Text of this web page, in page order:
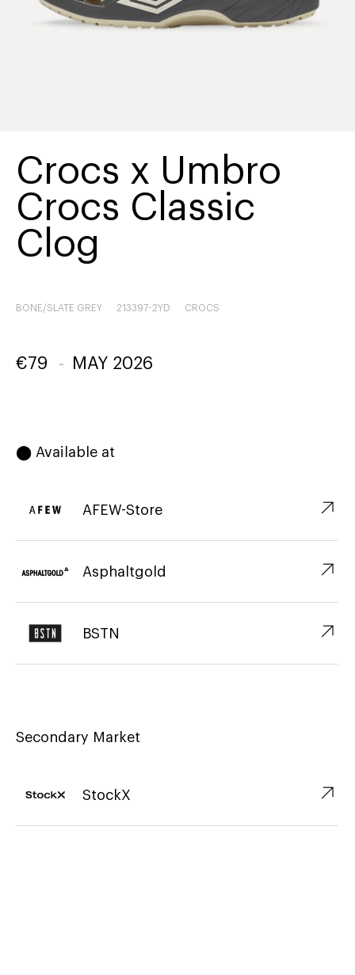
Crocs x Umbro
Crocs Classic
Clog
BONE/SLATE GREY 213397-2YD CROCS
€79 - MAY 2026
⬤ Available at
AFEW-Store ↗︎
Asphaltgold ↗︎
BSTN ↗︎
Secondary Market
StockX ↗︎